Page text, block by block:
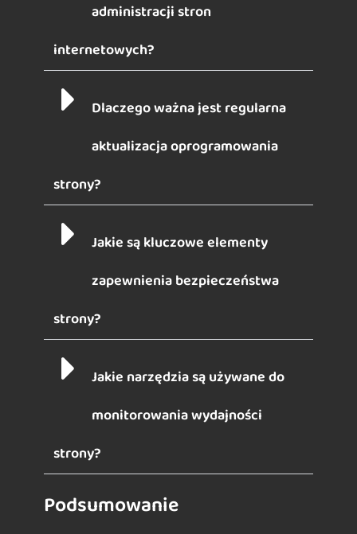
administracji stron
internetowych?
Dlaczego ważna jest regularna
aktualizacja oprogramowania
strony?
Jakie są kluczowe elementy
zapewnienia bezpieczeństwa
strony?
Jakie narzędzia są używane do
monitorowania wydajności
strony?
Podsumowanie